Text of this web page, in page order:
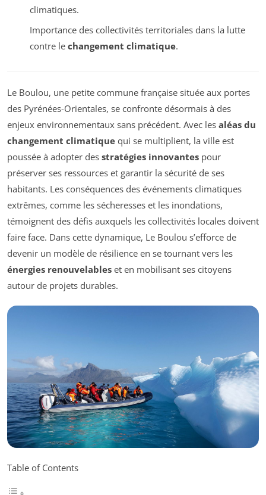
climatiques.
Importance des collectivités territoriales dans la lutte
contre le changement climatique.
Le Boulou, une petite commune française située aux portes
des Pyrénées-Orientales, se confronte désormais à des
enjeux environnementaux sans précédent. Avec les aléas du
changement climatique qui se multiplient, la ville est
poussée à adopter des stratégies innovantes pour
préserver ses ressources et garantir la sécurité de ses
habitants. Les conséquences des événements climatiques
extrêmes, comme les sécheresses et les inondations,
témoignent des défis auxquels les collectivités locales doivent
faire face. Dans cette dynamique, Le Boulou s’efforce de
devenir un modèle de résilience en se tournant vers les
énergies renouvelables et en mobilisant ses citoyens
autour de projets durables.
Table of Contents